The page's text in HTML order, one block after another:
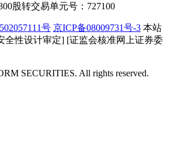
股转交易单元号：727100
号 京ICP备08009731号-3 本站
全性设计审定] [证监会核准网上证券委
SECURITIES. All rights reserved.